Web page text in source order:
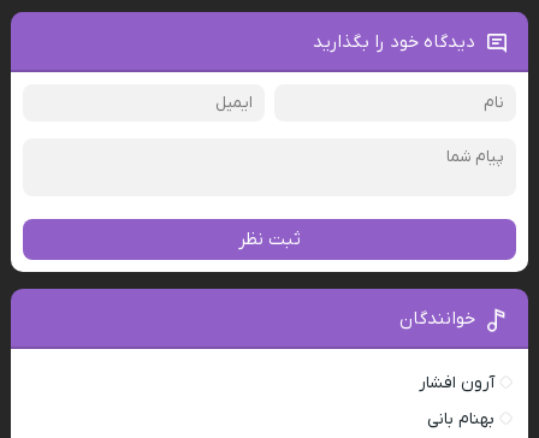
دیدگاه خود را بگذارید
ثبت نظر
خوانندگان
آرون افشار
بهنام بانی